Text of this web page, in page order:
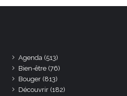
Agenda (513)
Bien-être (76)
Bouger (813)
Découvrir (182)